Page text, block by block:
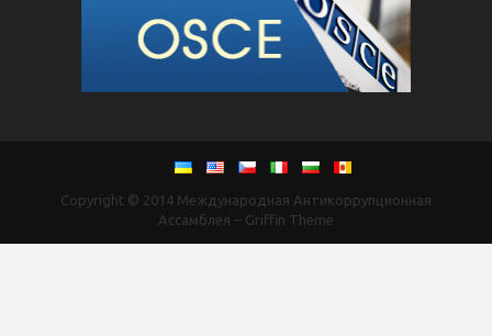
Copyright © 2014 Международная Антикоррупционная
Ассамблея – Griffin Theme